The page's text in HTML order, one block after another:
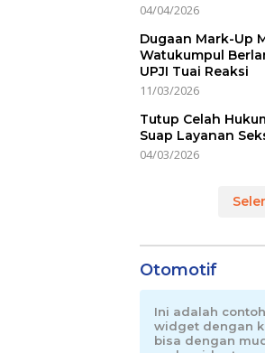
04/04/2026
Dugaan Mark-Up
Watukumpul
UPJI Tuai Reaksi
11/03/2026
Tutup Celah
Suap Layanan
04/03/2026
Otomotif
Ini adalah
widget dengan
bisa dengan